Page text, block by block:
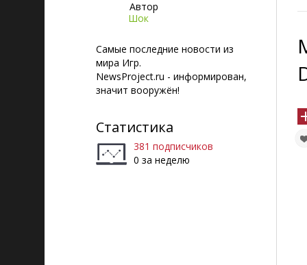
Автор
Шок
Самые последние новости из
мира Игр.
NewsProject.ru - информирован,
значит вооружён!
Статистика
381 подписчиков
0 за неделю